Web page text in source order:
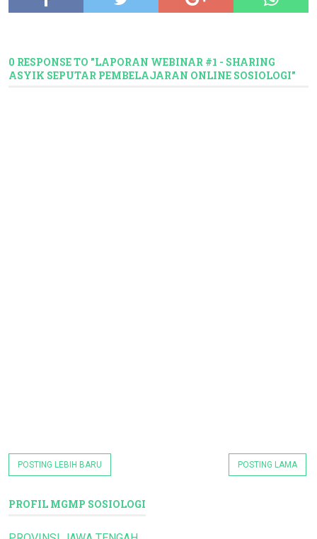
0 RESPONSE TO "LAPORAN WEBINAR #1 - SHARING
ASYIK SEPUTAR PEMBELAJARAN ONLINE SOSIOLOGI"
POSTING LEBIH BARU POSTING LAMA
PROFIL MGMP SOSIOLOGI